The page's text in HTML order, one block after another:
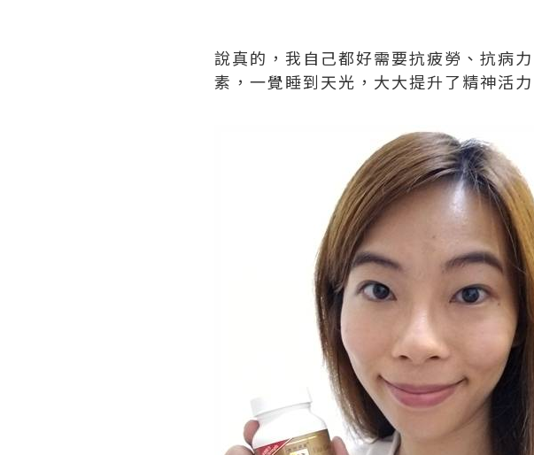
說真的，我自己都好需要抗疲勞、抗病
素，一覺睡到天光，大大提升了精神活力